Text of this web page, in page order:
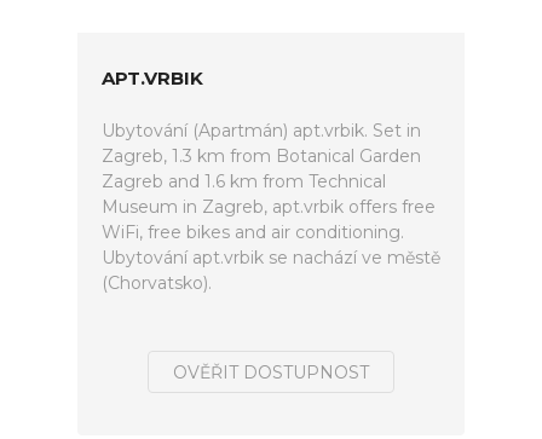
APT.VRBIK
Ubytování (Apartmán) apt.vrbik. Set in
Zagreb, 1.3 km from Botanical Garden
Zagreb and 1.6 km from Technical
Museum in Zagreb, apt.vrbik offers free
WiFi, free bikes and air conditioning.
Ubytování apt.vrbik se nachází ve městě
(Chorvatsko).
OVĚŘIT DOSTUPNOST